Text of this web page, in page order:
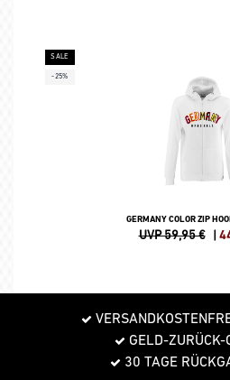
SALE
-25%
GERMANY COLOR ZIP
UVP 59,95 € |
GELD-ZURÜCK-
30 TAGE